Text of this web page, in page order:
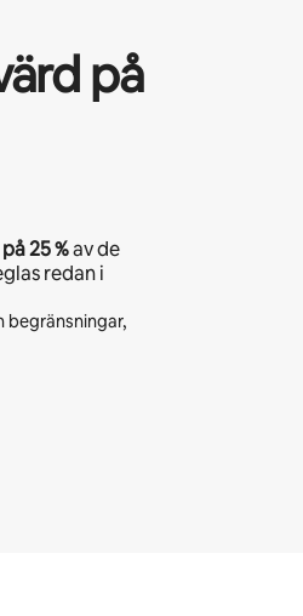
på
25 %av de
redan i
begränsningar,